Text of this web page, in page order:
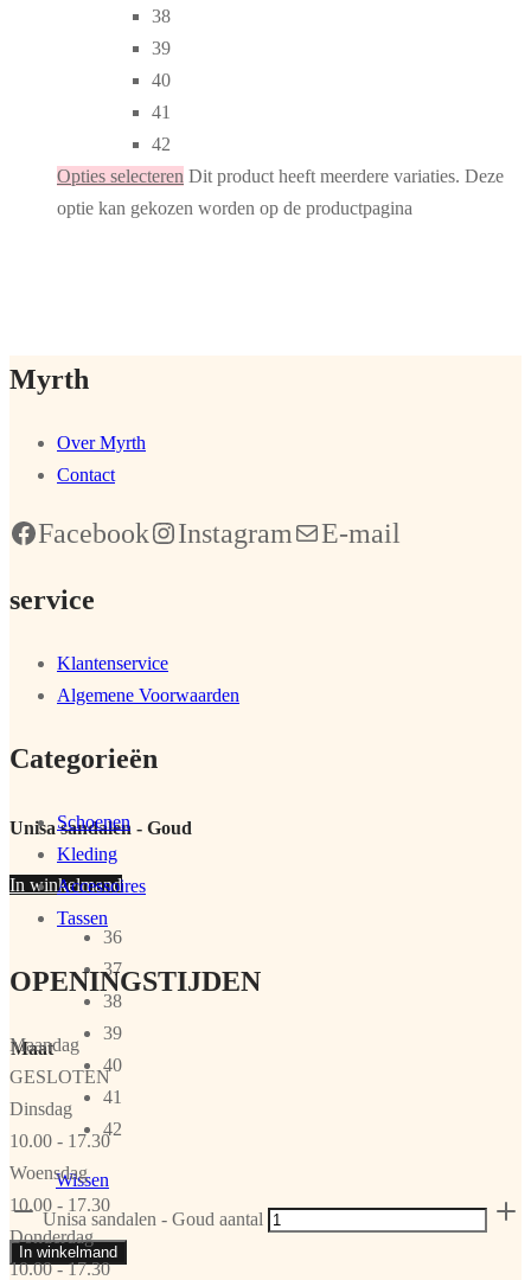
38
39
40
41
42
Opties selecteren Dit product heeft meerdere variaties. Deze
optie kan gekozen worden op de productpagina
Unisa sandalen - Goud
In winkelmand
Maat
36
37
38
39
40
41
42
Wissen
Unisa sandalen - Goud aantal
In winkelmand
Myrth
Over Myrth
Contact
Facebook Instagram E-mail
service
Klantenservice
Algemene Voorwaarden
Categorieën
Schoenen
Kleding
Accessoires
Tassen
OPENINGSTIJDEN
Maandag
GESLOTEN
Dinsdag
10.00 - 17.30
Woensdag
10.00 - 17.30
Donderdag
10.00 - 17.30